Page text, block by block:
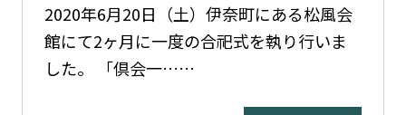
2020年6月20日（土）伊奈町にある松風会
館にて2ヶ月に一度の合祀式を執り行いま
した。 「倶会一……